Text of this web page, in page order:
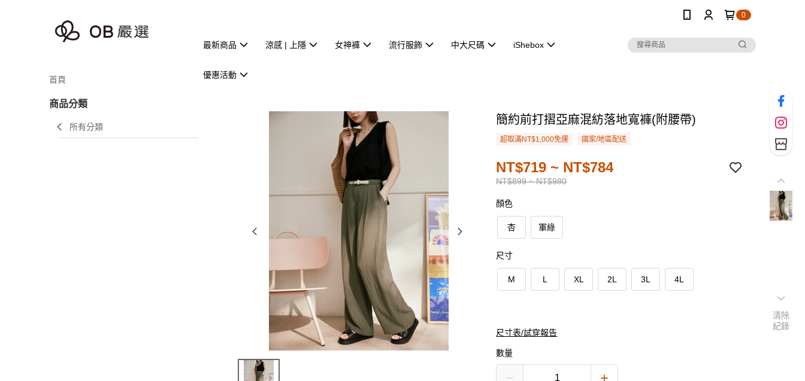
0
最新商品 涼感 | 上隱 女神褲 流行服飾 中大尺碼 iShebox
優惠活動
首頁
商品分類
所有分類
簡約前打摺亞麻混紡落地寬褲(附腰帶)
超取滿NT$1,000免運 國家/地區配送
NT$899 ~ NT$980
NT$719 ~ NT$784
顏色
杏 軍綠
尺寸
M L XL 2L 3L 4L
尺寸表/試穿報告
數量
清除
紀錄